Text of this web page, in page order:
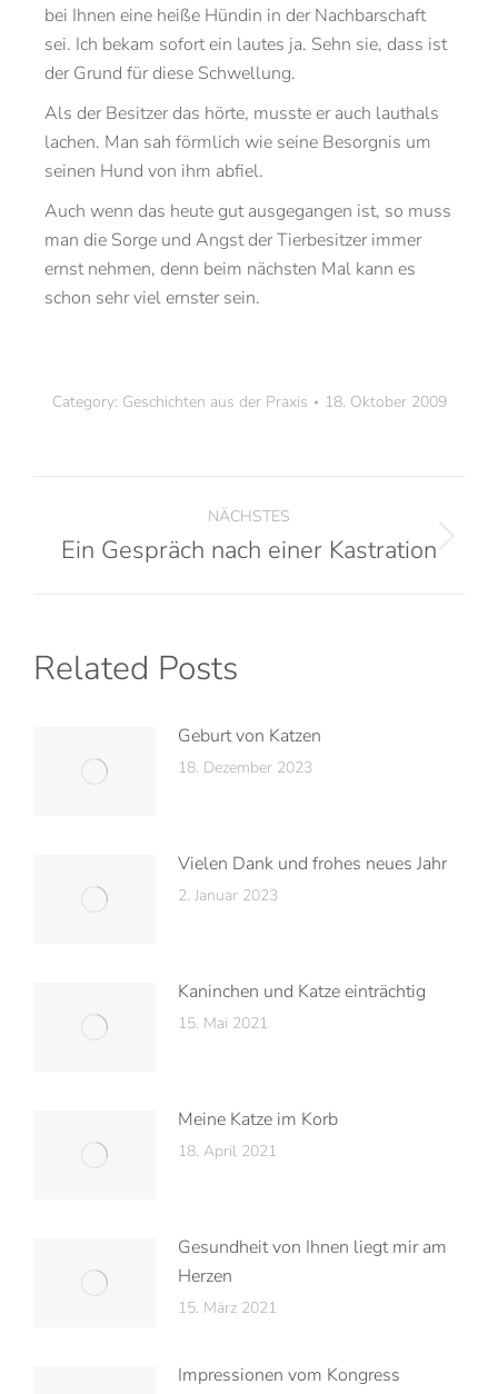
bei Ihnen eine heiße Hündin in der Nachbarschaft
sei. Ich bekam sofort ein lautes ja. Sehn sie, dass ist
der Grund für diese Schwellung.
Als der Besitzer das hörte, musste er auch lauthals
lachen. Man sah förmlich wie seine Besorgnis um
seinen Hund von ihm abfiel.
Auch wenn das heute gut ausgegangen ist, so muss
man die Sorge und Angst der Tierbesitzer immer
ernst nehmen, denn beim nächsten Mal kann es
schon sehr viel ernster sein.
Category: Geschichten aus der Praxis 18. Oktober 2009
NÄCHSTES
Ein Gespräch nach einer Kastration
Related Posts
Geburt von Katzen
18. Dezember 2023
Vielen Dank und frohes neues Jahr
2. Januar 2023
Kaninchen und Katze einträchtig
15. Mai 2021
Meine Katze im Korb
18. April 2021
Gesundheit von Ihnen liegt mir am
Herzen
15. März 2021
Impressionen vom Kongress